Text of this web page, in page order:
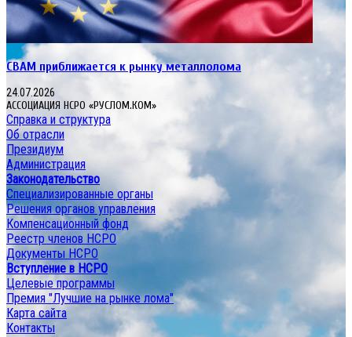
CBAM приближается к рынку металлолома
24.07.2026
АССОЦИАЦИЯ НСРО «РУСЛОМ.КОМ»
Справка и структура
Об отрасли
Президиум
Администрация
Законодательство
Специализированные органы
Решения органов управления
Компенсационный фонд
Реестр членов НСРО
Документы НСРО
Вступление в НСРО
Целевые программы
Премия "Лучшие на рынке лома"
Карта сайта
Контакты